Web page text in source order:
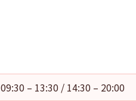
09:30 – 13:30 / 14:30 – 20:00